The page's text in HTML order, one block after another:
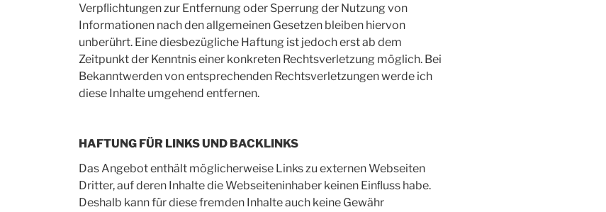
Verpﬂichtungen zur Entfernung oder Sperrung der Nutzung von
Informationen nach den allgemeinen Gesetzen bleiben hiervon
unberührt. Eine diesbezügliche Haftung ist jedoch erst ab dem
Zeitpunkt der Kenntnis einer konkreten Rechtsverletzung möglich. Bei
Bekanntwerden von entsprechenden Rechtsverletzungen werde ich
diese Inhalte umgehend entfernen.
HAFTUNG FÜR LINKS UND BACKLINKS
Das Angebot enthält möglicherweise Links zu externen Webseiten
Dritter, auf deren Inhalte die Webseiteninhaber keinen Einﬂuss habe.
Deshalb kann für diese fremden Inhalte auch keine Gewähr